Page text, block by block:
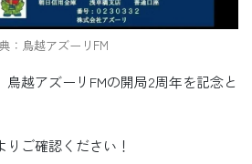
：鳥越アズーリFM
越アズーリFMの開局2周年を記念と
ご確認ください！